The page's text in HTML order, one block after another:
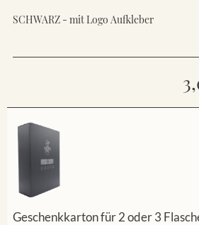
SCHWARZ - mit Logo Aufkleber
Geschenkkarton für 2 oder 3